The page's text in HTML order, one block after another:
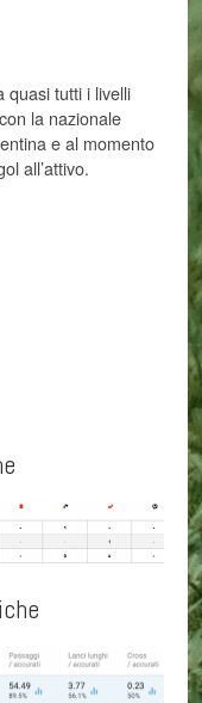
quasi tutti i livelli
la nazionale
e al momento
all’attivo.